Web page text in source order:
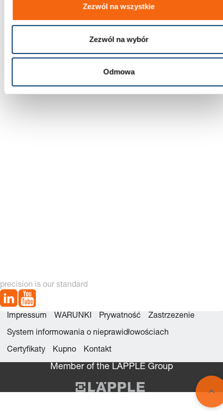
Zezwól na wszystkie
Zezwól na wybór
Odmowa
precision is our standard
Impressum WARUNKI Prywatność Zastrzezenie
System informowania o nieprawidłowościach
Certyfikaty Kupno Kontakt
Member of the LÄPPLE Group